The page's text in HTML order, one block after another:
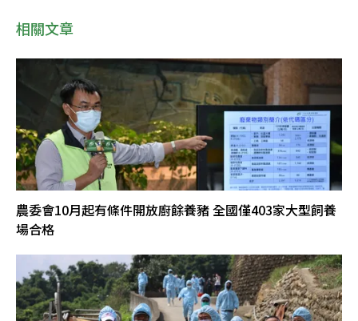
相關文章
農委會10月起有條件開放廚餘養豬 全國僅403家大型飼養
場合格